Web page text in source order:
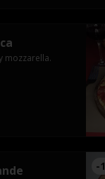
mozzarella.
-